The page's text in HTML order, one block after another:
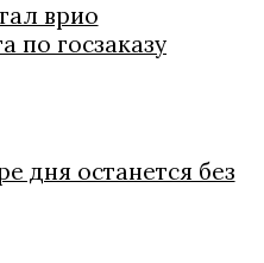
врио
по госзаказу
дня останется без